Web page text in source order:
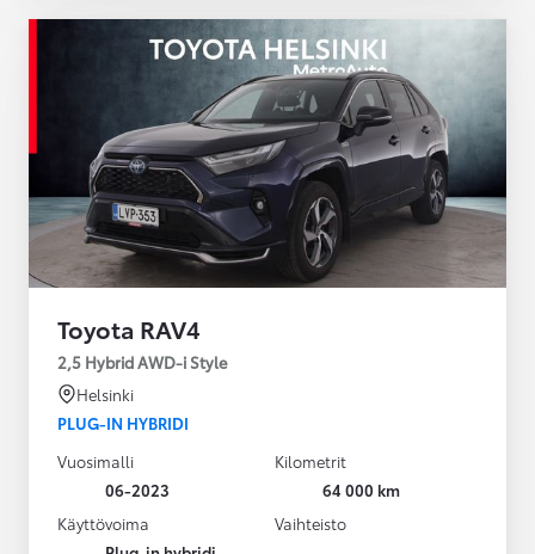
Toyota RAV4
2,5 Hybrid AWD-i Style
Helsinki
PLUG-IN HYBRIDI
Vuosimalli
06-2023
Kilometrit
64 000 km
Käyttövoima
Vaihteisto